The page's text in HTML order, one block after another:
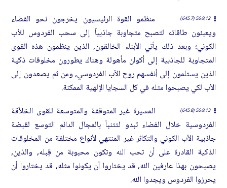
56:9.12 (645.7)
منظمو القوة الرئيسيون يخرجون نحو الفضاء
ويعبئون طاقاته لتصبح متجاوبة جاذبياً إلى سحب الفردوس للأب
الكوني؛ وبعد ذلك يأتي الأبناء الخالقون, الذين ينظمون هذه القوى
المتجاوبة للجاذبية إلى أكوان مأهولة وهناك يطورون مخلوقات ذكية
الذين يستلمون إلى أنفسهم روح الأب الفردوسي, ومن ثم يصعدون إلى
الأب لكي يصبحوا مثله في كل السجايا الإلهية الممكنة.
56:9.13 (645.8)
المسيرة غير المتوقفة والمتوسعة للقوى الخلاَّقة
الفردوسية خلال الفضاء تبدو لتتنبأ بالمجال الدائم التوسع لقبضة
جاذبية الأب الكوني والتكاثر غير المنتهي لأنواع مختلفة من المخلوقات
الذكية القادرة على أن تحب الله وتكون محبوبة من قِبله, والذين,
يصبحون بهذا عارفين الله, قد يختاروا أن يكونوا مثله, قد يختاروا أن
يحرزوا الفردوس ويجدوا الله.